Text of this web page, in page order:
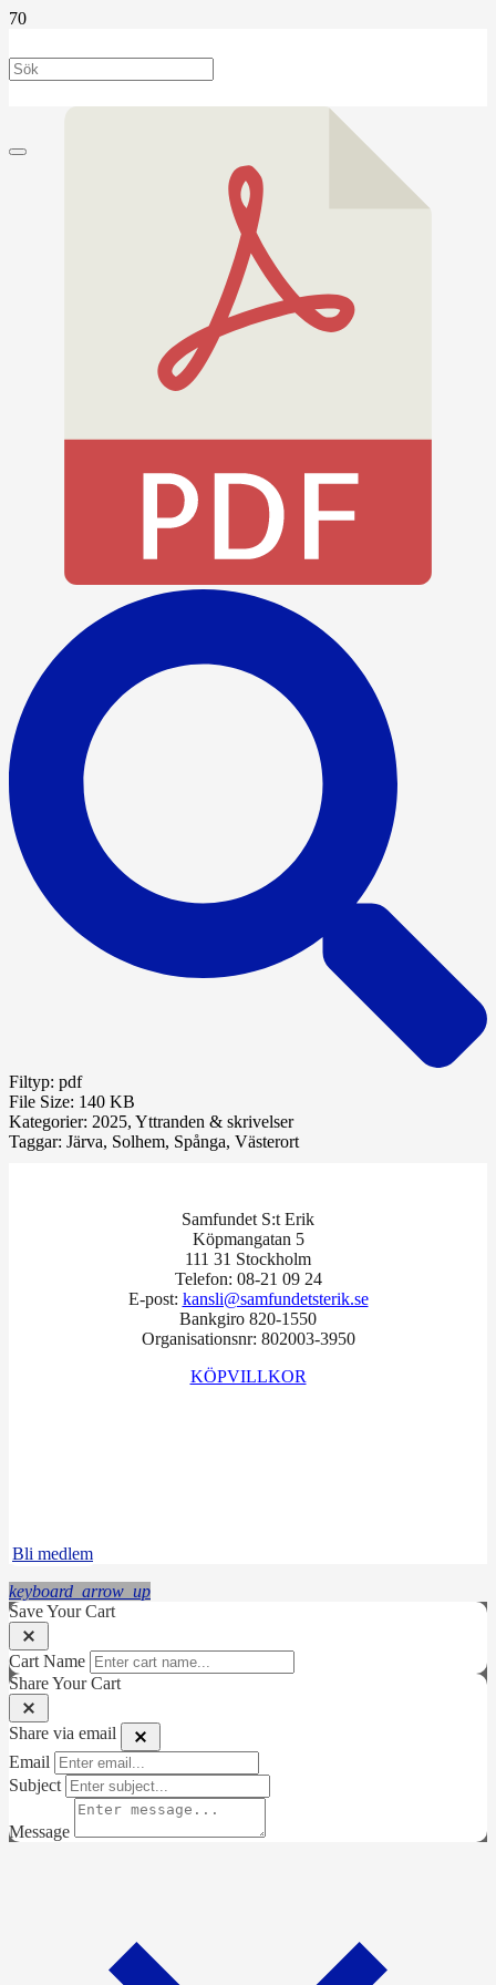
Filtyp: pdf
File Size: 140 KB
Kategorier: 2025, Yttranden & skrivelser
Taggar: Järva, Solhem, Spånga, Västerort
Samfundet S:t Erik
Köpmangatan 5
111 31 Stockholm
Telefon: 08-21 09 24
E-post: kansli@samfundetsterik.se
Bankgiro 820-1550
Organisationsnr: 802003-3950
KÖPVILLKOR
Bli medlem
keyboard_arrow_up
Save Your Cart
Cart Name
Share Your Cart
Share via email
Email
Subject
Message